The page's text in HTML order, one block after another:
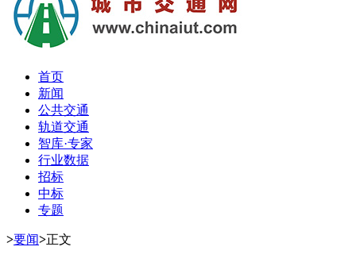
首页
新闻
公共交通
轨道交通
智库·专家
行业数据
招标
中标
专题
>要闻>正文